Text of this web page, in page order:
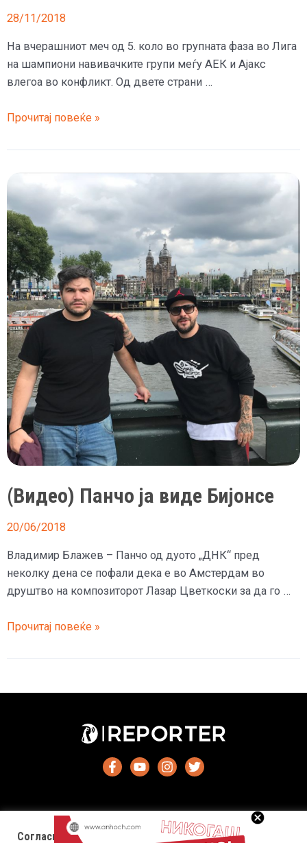
28/11/2018
На вчерашниот меч од 5. коло во групната фаза во Лига
на шампиони навивачките групи меѓу АЕК и Ајакс
влегоа во конфликт. Од двете страни …
(Фото)
на
фрлиле
молотов
коктел
кон
фановите
на
Ајакс
Прочитај повеќе »
(Видео) Панчо ја виде Бијонсе
20/06/2018
Владимир Блажев – Панчо од дуото „ДНК“ пред
неколку дена се пофали дека е во Амстердам во
друштво на композиторот Лазар Цветкоски за да го …
(Видео)
ја
Бијонсе
Прочитај повеќе »
Согласност за колачиња (cookies)